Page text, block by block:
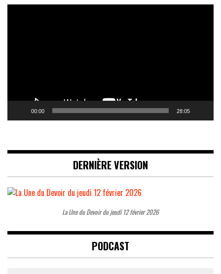
00:00 28:05
DERNIÈRE VERSION
La Une du Devoir du jeudi 12 février 2026
PODCAST